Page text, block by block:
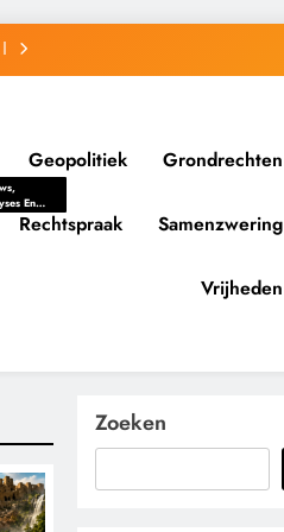
Geopolitiek Grondrechten
En
Politieke
Belangen
Rechtspraak Samenzwering
Vrijheden
Zoeken